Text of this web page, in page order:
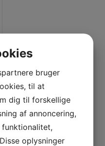
DKK.
bruger
til at
dig til forskellige
af annoncering,
funktionalitet,
oplysninger